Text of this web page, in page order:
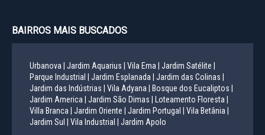
BAIRROS MAIS BUSCADOS
Urbanova | Jardim Aquarius | Vila Ema |
Jardim Satélite |
Parque Industrial |
Jardim Esplanada |
Jardim das Colinas |
Jardim das Indústrias |
Vila Adyana |
Bosque dos Eucaliptos |
Jardim America |
Jardim São Dimas |
Loteamento Floresta |
Villa Branca |
Jardim Oriente | Jardim Portugal |
Vila Betânia |
Jardim Sul |
Vila Industrial | Jardim Apolo